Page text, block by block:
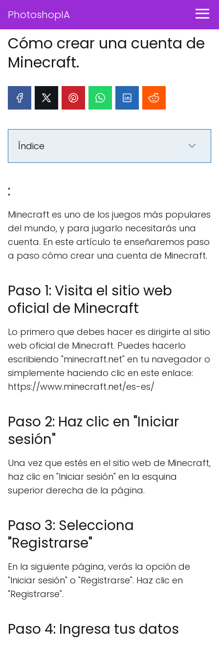
PhotoshopIA
Cómo crear una cuenta de
Minecraft.
Índice
:
Minecraft es uno de los juegos más populares
del mundo, y para jugarlo necesitarás una
cuenta. En este artículo te enseñaremos paso
a paso cómo crear una cuenta de Minecraft.
Paso 1: Visita el sitio web
oficial de Minecraft
Lo primero que debes hacer es dirigirte al sitio
web oficial de Minecraft. Puedes hacerlo
escribiendo "minecraft.net" en tu navegador o
simplemente haciendo clic en este enlace:
https://www.minecraft.net/es-es/
Paso 2: Haz clic en "Iniciar
sesión"
Una vez que estés en el sitio web de Minecraft,
haz clic en "Iniciar sesión" en la esquina
superior derecha de la página.
Paso 3: Selecciona
"Registrarse"
En la siguiente página, verás la opción de
"Iniciar sesión" o "Registrarse". Haz clic en
"Registrarse".
Paso 4: Ingresa tus datos